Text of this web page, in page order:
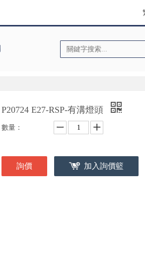
P20724 E27-RSP-有溝燈頭
數量：
詢價 加入詢價籃